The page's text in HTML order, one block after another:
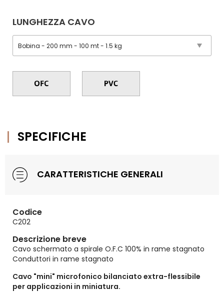
LUNGHEZZA CAVO
SPECIFICHE
CARATTERISTICHE GENERALI
Codice
C202
Descrizione breve
Cavo schermato a spirale O.F.C 100% in rame stagnato
Conduttori in rame stagnato
Cavo "mini" microfonico bilanciato extra-flessibile
per applicazioni in miniatura.